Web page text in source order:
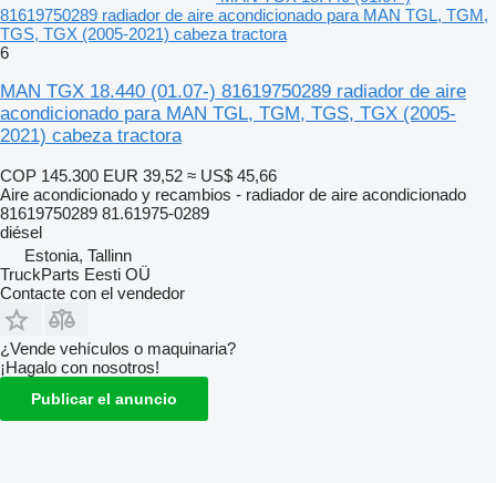
81619750289 radiador de aire acondicionado para MAN TGL, TGM,
TGS, TGX (2005-2021) cabeza tractora
6
MAN TGX 18.440 (01.07-) 81619750289 radiador de aire
acondicionado para MAN TGL, TGM, TGS, TGX (2005-
2021) cabeza tractora
COP 145.300 EUR 39,52 ≈ US$ 45,66
Aire acondicionado y recambios - radiador de aire acondicionado
81619750289 81.61975-0289
diésel
Estonia, Tallinn
TruckParts Eesti OÜ
Contacte con el vendedor
¿Vende vehículos o maquinaria?
¡Hagalo con nosotros!
Publicar el anuncio